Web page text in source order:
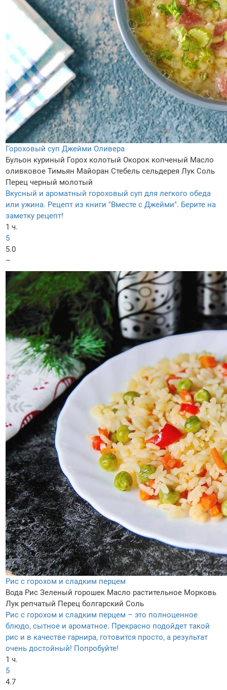
Гороховый суп Джейми Оливера
Бульон куриный Горох колотый Окорок копченый Масло
оливковое Тимьян Майоран Стебель сельдерея Лук Соль
Перец черный молотый
Вкусный и ароматный гороховый суп для легкого обеда
или ужина. Рецепт из книги "Вместе с Джейми". Берите на
заметку рецепт!
1 ч.
5
5.0
–
Рис с горохом и сладким перцем
Вода Рис Зеленый горошек Масло растительное Морковь
Лук репчатый Перец болгарский Соль
Рис с горохом и сладким перцем – это полноценное
блюдо, сытное и ароматное. Прекрасно подойдет такой
рис и в качестве гарнира, готовится просто, а результат
очень достойный! Попробуйте!
1 ч.
5
4.7